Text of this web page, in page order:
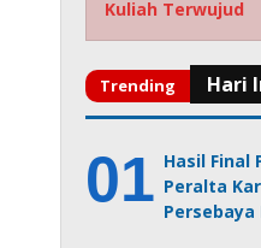
Kuliah Terwujud
Hasil Final
Peralta